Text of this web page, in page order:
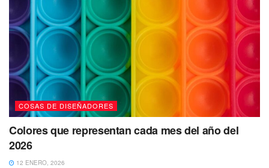
COSAS DE DISEÑADORES
Colores que representan cada mes del año del
2026
12 ENERO, 2026